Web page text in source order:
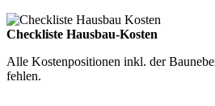
Checkliste Hausbau-Kosten
Alle Kostenpositionen inkl. der
fehlen.